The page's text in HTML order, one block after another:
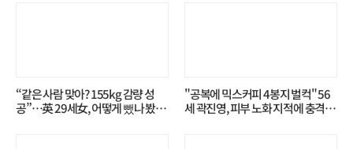
“같은 사람 맞아? 155kg 감량 성
공”…英 29세女, 어떻게 뺐나 봤더
"공복에 믹스커피 4봉지 벌컥" 56
세 곽진영, 피부 노화 지적에 충격…